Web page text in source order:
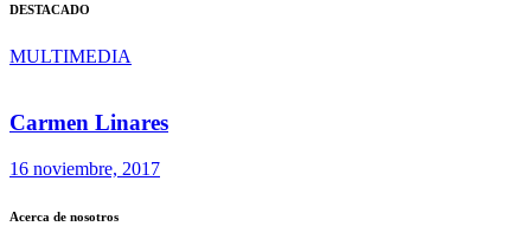
DESTACADO
MULTIMEDIA
Carmen Linares
16 noviembre, 2017
Acerca de nosotros